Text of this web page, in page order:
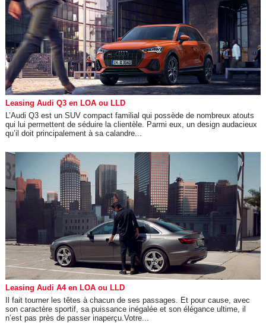
Leasing Audi Q3 en LOA ou LLD
L’Audi Q3 est un SUV compact familial qui possède de nombreux atouts
qui lui permettent de séduire la clientèle. Parmi eux, un design audacieux
qu’il doit principalement à sa calandre...
Leasing Audi A4 en LOA ou LLD
Il fait tourner les têtes à chacun de ses passages. Et pour cause, avec
son caractère sportif, sa puissance inégalée et son élégance ultime, il
n’est pas près de passer inaperçu.Votre...